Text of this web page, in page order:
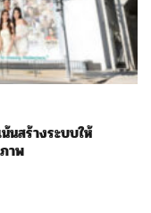
นสร้างระบบให้
าพ